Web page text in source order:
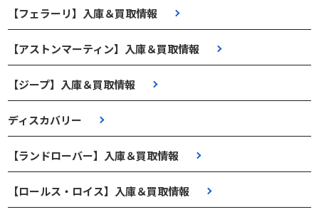
【フェラーリ】入庫＆買取情報
【アストンマーティン】入庫＆買取情報
【ジープ】入庫＆買取情報
ディスカバリー
【ランドローバー】入庫＆買取情報
【ロールス・ロイス】入庫＆買取情報